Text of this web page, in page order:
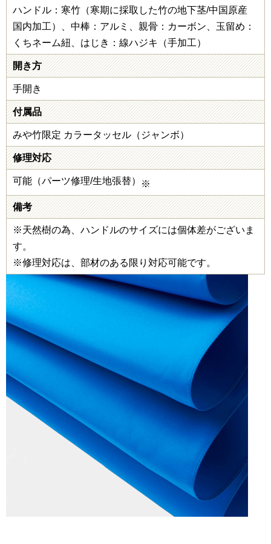
ハンドル：寒竹（寒期に採取した竹の地下茎/中国原産
国内加工）、中棒：アルミ、親骨：カーボン、玉留め：
くちネーム紐、はじき：線ハジキ（手加工）
開き方
手開き
付属品
みや竹限定 カラータッセル（ジャンボ）
修理対応
可能（パーツ修理/生地張替） ※
備考
※天然樹の為、ハンドルのサイズには個体差がございま
す。
※修理対応は、部材のある限り対応可能です。